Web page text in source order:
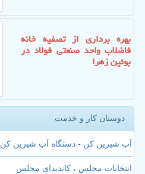
بهره برداری از تصفیه خانه
فاضلاب واحد صنعتی فولاد در
بوئین زهرا
دوستان کار و خدمت
آب شیرین کن - دستگاه آب شیرین کن
انتخابات مجلس ، کاندیدای مجلس